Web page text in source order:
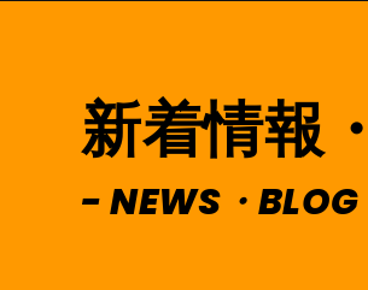
新着情報
NEWS・BLOG